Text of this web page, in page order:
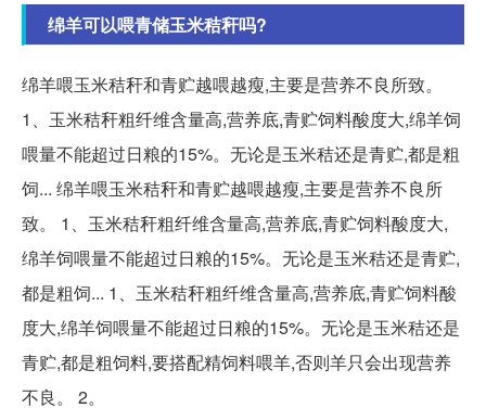
绵羊可以喂青储玉米秸秆吗?
绵羊喂玉米秸秆和青贮越喂越瘦,主要是营养不良所致。
1、玉米秸秆粗纤维含量高,营养底,青贮饲料酸度大,绵羊饲
喂量不能超过日粮的15%。无论是玉米秸还是青贮,都是粗
饲... 绵羊喂玉米秸秆和青贮越喂越瘦,主要是营养不良所
致。 1、玉米秸秆粗纤维含量高,营养底,青贮饲料酸度大,
绵羊饲喂量不能超过日粮的15%。无论是玉米秸还是青贮,
都是粗饲... 1、玉米秸秆粗纤维含量高,营养底,青贮饲料酸
度大,绵羊饲喂量不能超过日粮的15%。无论是玉米秸还是
青贮,都是粗饲料,要搭配精饲料喂羊,否则羊只会出现营养
不良。 2。